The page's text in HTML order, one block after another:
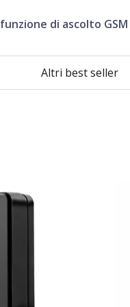
di ascolto
Altri best seller